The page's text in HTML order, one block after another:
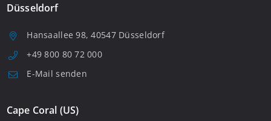
Düsseldorf
Hansaallee 98, 40547 Düsseldorf
+49 800 80 72 000
E-Mail senden
Cape Coral (US)